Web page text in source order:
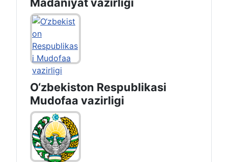
Oʻzbekiston Respublikasi
Transport vazirligi
O‘zbekiston Respublikasi
Madaniyat vazirligi